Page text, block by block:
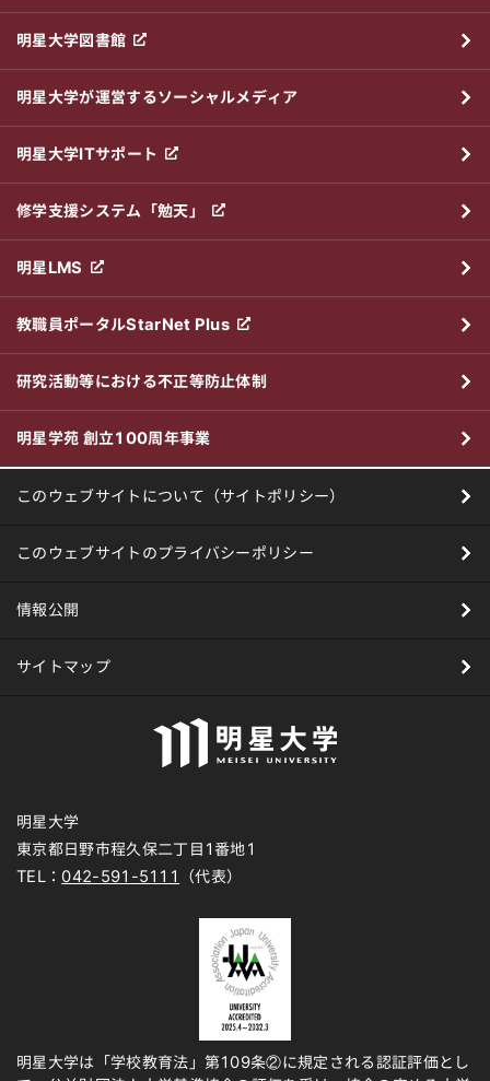
明星大学図書館
明星大学が運営するソーシャルメディア
明星大学ITサポート
修学支援システム「勉天」
明星LMS
教職員ポータルStarNet Plus
研究活動等における不正等防止体制
明星学苑 創立100周年事業
このウェブサイトについて（サイトポリシー）
このウェブサイトのプライバシーポリシー
情報公開
サイトマップ
明星大学
東京都日野市程久保二丁目1番地1
TEL： 042-591-5111 （代表）
明星大学は「学校教育法」第109条②に規定される認証評価とし